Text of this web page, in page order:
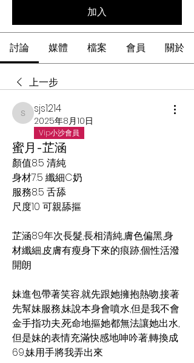
加入
討論 媒體 檔案 會員 關於
上一步
sjs1214
sjs1214
2025年8月10日
Vip小沙會員
蜜月-芷涵
顏值8.5 清純
身材7.5 纖細C奶
服務8.5 舌舔
尺度10 可親舔摳
芷涵89年次長髮,長相清純,膚色偏黑,身
材纖細,皮膚有瘦身下來的痕跡,個性活潑
開朗
妹進包帶著笑容,就先跟她擁抱熱吻,接著
先幫妹服務,妹說本身會噴水,但是我不會
金手指功夫,死命地摳她都無法讓她出水,
但是妹的表情充滿快感地呻吟著,轉換成
69,妹用手將我弄出來